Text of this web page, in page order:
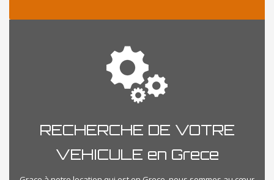
RECHERCHE DE VOTRE
VEHICULE en Grece